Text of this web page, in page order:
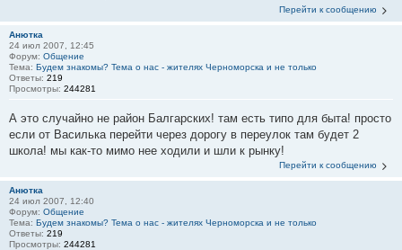
Перейти к сообщению
Анютка
24 июл 2007, 12:45
Форум: Общение
Тема: Будем знакомы? Тема о нас - жителях Черноморска и не только
Ответы: 219
Просмотры: 244281
А это случайно не район Балгарских! там есть типо для быта! просто
если от Василька перейти через дорогу в переулок там будет 2
школа! мы как-то мимо нее ходили и шли к рынку!
Перейти к сообщению
Анютка
24 июл 2007, 12:40
Форум: Общение
Тема: Будем знакомы? Тема о нас - жителях Черноморска и не только
Ответы: 219
Просмотры: 244281